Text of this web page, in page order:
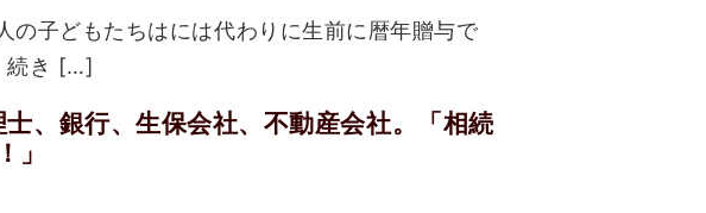
の子どもたちはには代わりに生前に暦年贈与で
続き […]
、銀行、生保会社、不動産会社。「相続
」